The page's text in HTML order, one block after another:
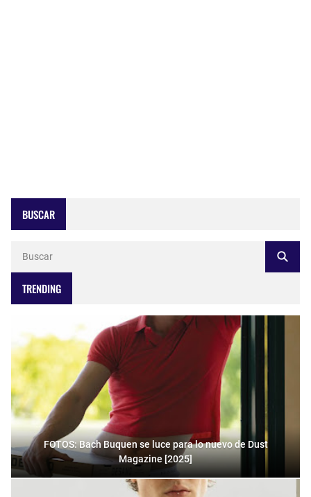
BUSCAR
TRENDING
FOTOS: Bach Buquen se luce para lo nuevo de Dust
Magazine [2025]